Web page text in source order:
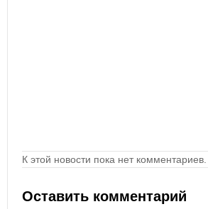
К этой новости пока нет комментариев.
Оставить комментарий